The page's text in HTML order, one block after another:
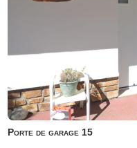
Porte de garage 15